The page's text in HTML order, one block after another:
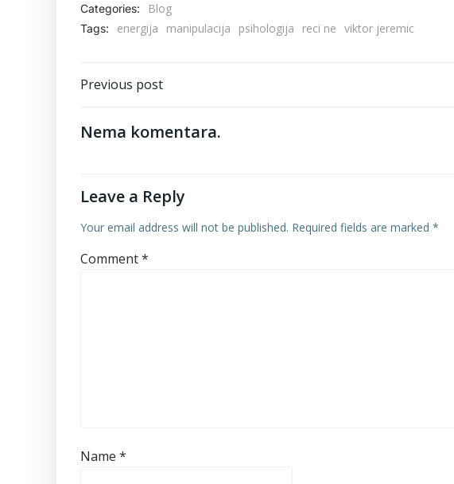
Categories: Blog
Tags: energija manipulacija psihologija reci ne viktor jeremic
Post
navigation
Previous post
Nema komentara.
Leave a Reply
Your email address will not be published. Required fields are marked *
Comment*
Name *